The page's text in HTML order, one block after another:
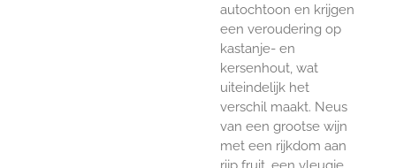
autochtoon en krijgen
een veroudering op
kastanje- en
kersenhout, wat
uiteindelijk het
verschil maakt. Neus
van een grootse wijn
met een rijkdom aan